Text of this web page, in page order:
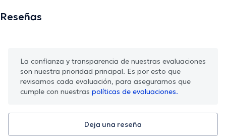
Reseñas
La confianza y transparencia de nuestras evaluaciones
son nuestra prioridad principal. Es por esto que
revisamos cada evaluación, para asegurarnos que
cumple con nuestras políticas de evaluaciones.
Deja una reseña